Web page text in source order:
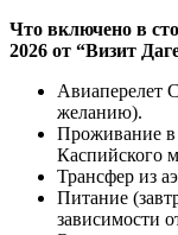
Что включено в
2026 от “Визит
Авиаперелет
желанию).
Проживание в
Каспийского
Трансфер из
Питание
зависимости